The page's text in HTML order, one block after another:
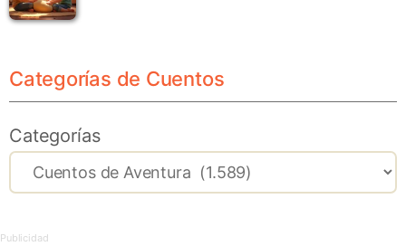
Categorías de Cuentos
Categorías